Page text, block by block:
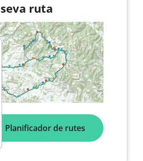
ruta
Planificador de rutes